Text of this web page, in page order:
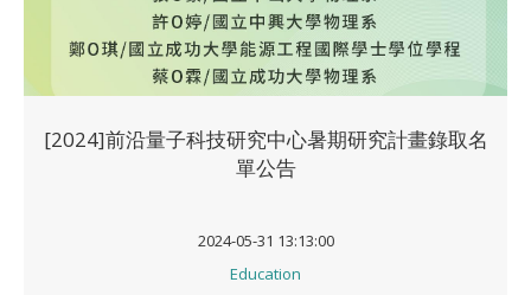
[2024]前沿量子科技研究中心暑期研究計畫錄取名
單公告
2024-05-31 13:13:00
Education